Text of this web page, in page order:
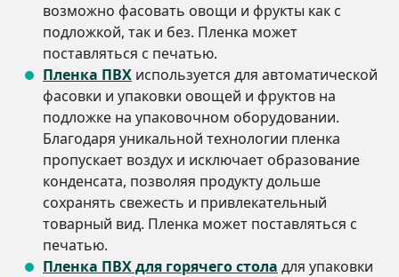
возможно фасовать овощи и фрукты как с
подложкой, так и без. Пленка может
поставляться с печатью.
Пленка ПВХ используется для автоматической
фасовки и упаковки овощей и фруктов на
подложке на упаковочном оборудовании.
Благодаря уникальной технологии пленка
пропускает воздух и исключает образование
конденсата, позволяя продукту дольше
сохранять свежесть и привлекательный
товарный вид. Пленка может поставляться с
печатью.
Пленка ПВХ для горячего стола для упаковки